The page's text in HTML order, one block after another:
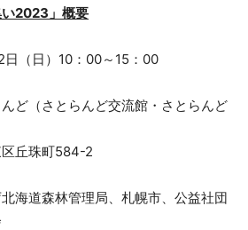
い2023」概要
日）10：00～15：00
（さとらんど交流館・さとらんど
珠町584-2
道森林管理局、札幌市、公益社団